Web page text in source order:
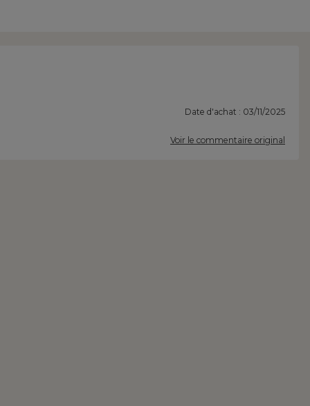
Date d'achat : 03/11/2025
Voir le commentaire original